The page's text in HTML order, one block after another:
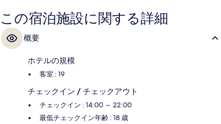
この宿泊施設に関する詳細
概要
ホテルの規模
客室 : 19
チェックイン / チェックアウト
チェックイン : 14:00 ～ 22:00
最低チェックイン年齢 : 18 歳